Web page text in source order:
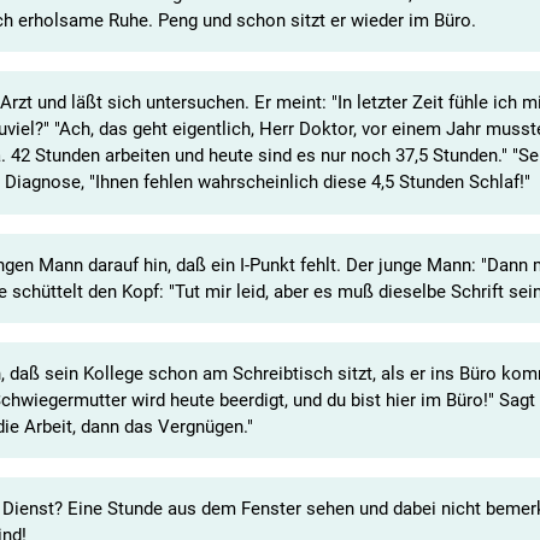
erholsame Ruhe. Peng und schon sitzt er wieder im Büro.
und läßt sich untersuchen. Er meint: "In letzter Zeit fühle ich
"Ach, das geht eigentlich, Herr Doktor, vor einem Jahr
Stunden arbeiten und heute sind es nur noch 37,5 Stunden."
"Ihnen fehlen wahrscheinlich diese 4,5 Stunden Schlaf!"
Mann darauf hin, daß ein I-Punkt fehlt. Der junge Mann: "Dann
schüttelt den Kopf: "Tut mir leid, aber es muß dieselbe Schrift
daß sein Kollege schon am Schreibtisch sitzt, als er ins Büro
wird heute beerdigt, und du bist hier im Büro!" Sagt
Arbeit, dann das Vergnügen."
Eine Stunde aus dem Fenster sehen und dabei nicht